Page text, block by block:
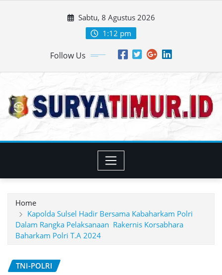
Sabtu, 8 Agustus 2026
1:12 pm
Follow Us
Home
Kapolda Sulsel Hadir Bersama Kabaharkam Polri
Dalam Rangka Pelaksanaan Rakernis Korsabhara
Baharkam Polri T.A 2024
TNI-POLRI